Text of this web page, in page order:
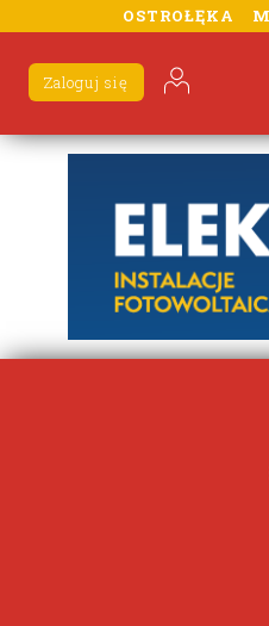
OSTROŁĘKA
Zaloguj się